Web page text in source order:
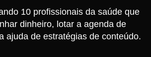
10 profissionais da saúde que
dinheiro, lotar a agenda de
ajuda de estratégias de conteúdo.